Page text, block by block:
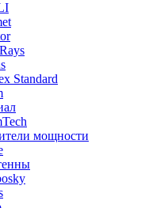
Standard
мощности